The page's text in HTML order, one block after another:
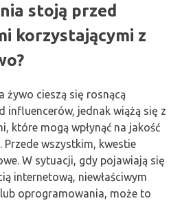
stoją przed
korzystającymi z
żywo cieszą się rosnącą
influencerów, jednak wiążą się z
które mogą wpłynąć na jakość
wszystkim, kwestie
W sytuacji, gdy pojawiają się
internetową, niewłaściwym
oprogramowania, może to